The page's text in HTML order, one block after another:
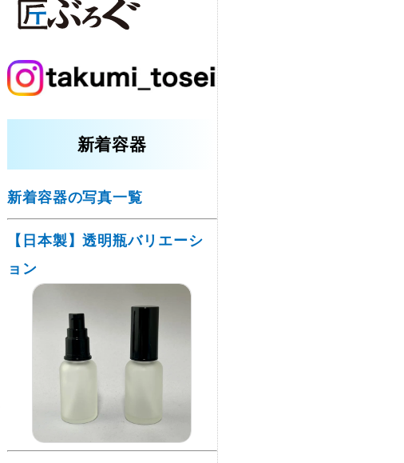
新着容器
新着容器の写真一覧
【日本製】透明瓶バリエーシ
ョン